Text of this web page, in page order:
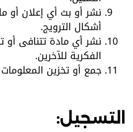
نشر أو بث أي إعلان أو
أشكال الترويج.
نشر أي مادة تتنافى
الفكرية للآخرين.
جمع أو تخزين
التسجيل: